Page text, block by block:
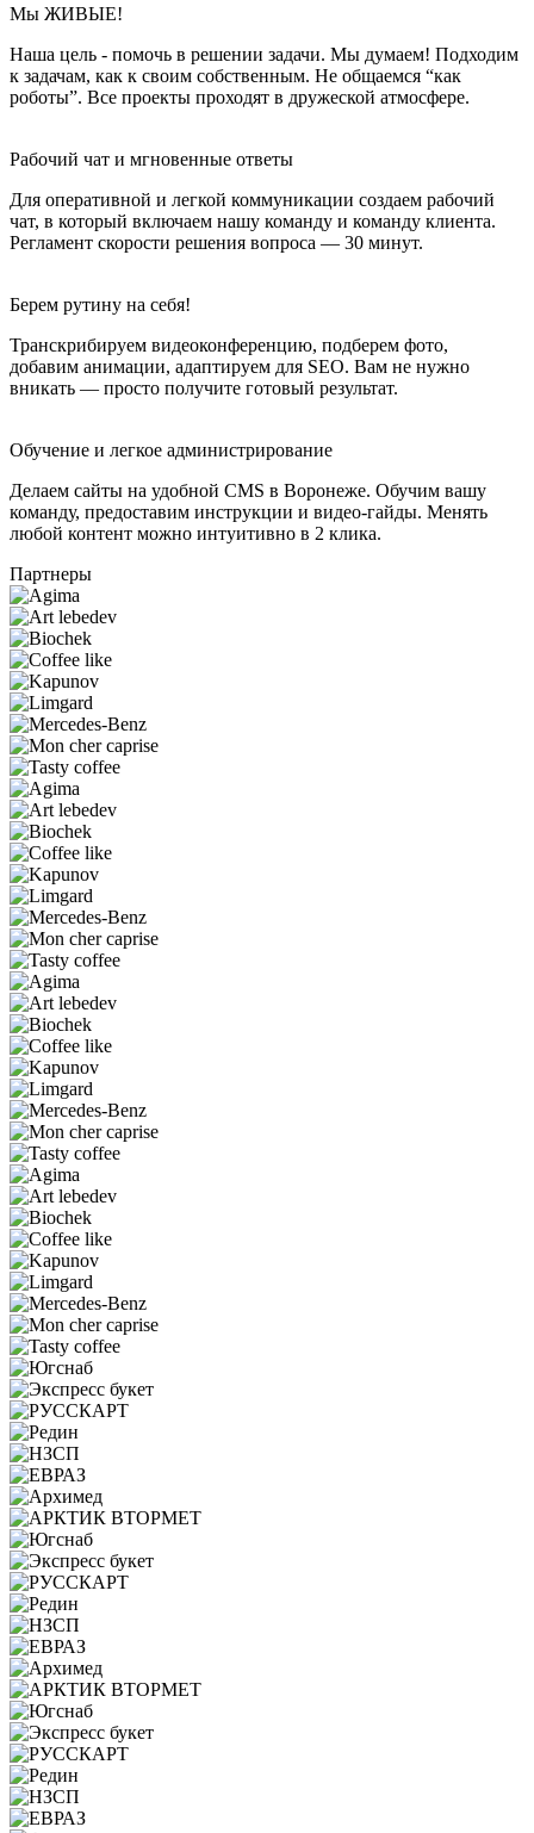
Наша цель - помочь в решении задачи. Мы думаем! Подходим
к задачам, как к своим собственным. Не общаемся “как
роботы”. Все проекты проходят в дружеской атмосфере.
Для оперативной и легкой коммуникации создаем рабочий
чат, в который включаем нашу команду и команду клиента.
Регламент скорости решения вопроса — 30 минут.
Транскрибируем видеоконференцию, подберем фото,
добавим анимации, адаптируем для SEO. Вам не нужно
вникать — просто получите готовый результат.
Делаем сайты на удобной CMS в Воронеже. Обучим вашу
команду, предоставим инструкции и видео-гайды. Менять
любой контент можно интуитивно в 2 клика.
Партнеры